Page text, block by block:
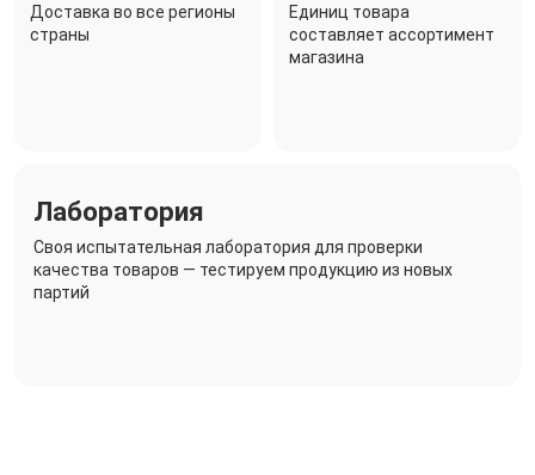
Доставка во все регионы
страны
Единиц товара
составляет ассортимент
магазина
Лаборатория
Своя испытательная лаборатория для проверки
качества товаров — тестируем продукцию из новых
партий